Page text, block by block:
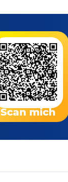
Scan mich